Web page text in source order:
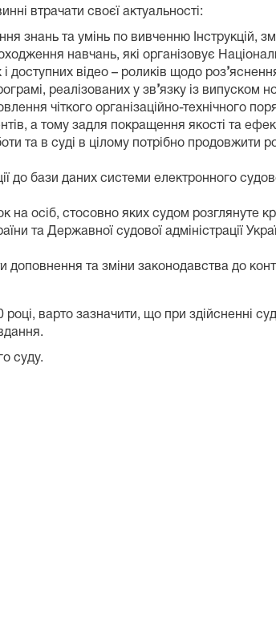
втрачати своєї актуальності:
знань та умінь по вивченню Інструкцій,
навчань, які організовує
доступних відео – роликів щодо роз’
реалізованих у зв’язку із випуском
чіткого організаційно-технічного
а тому задля покращення якості та
та в суді в цілому потрібно продовжити
до бази даних системи електронного
на осіб, стосовно яких судом розглянуте
та Державної судової адміністрації
доповнення та зміни законодавства до
варто зазначити, що при здійсненні
суду.